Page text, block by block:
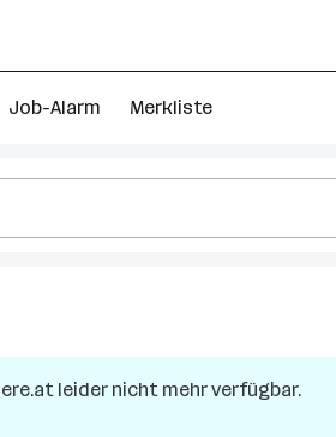
Job-Alarm Merkliste
leider nicht mehr verfügbar.